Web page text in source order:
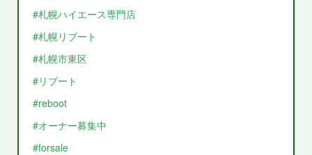
#札幌ハイエース専門店
#札幌リブート
#札幌市東区
#リブート
#reboot
#オーナー募集中
#forsale